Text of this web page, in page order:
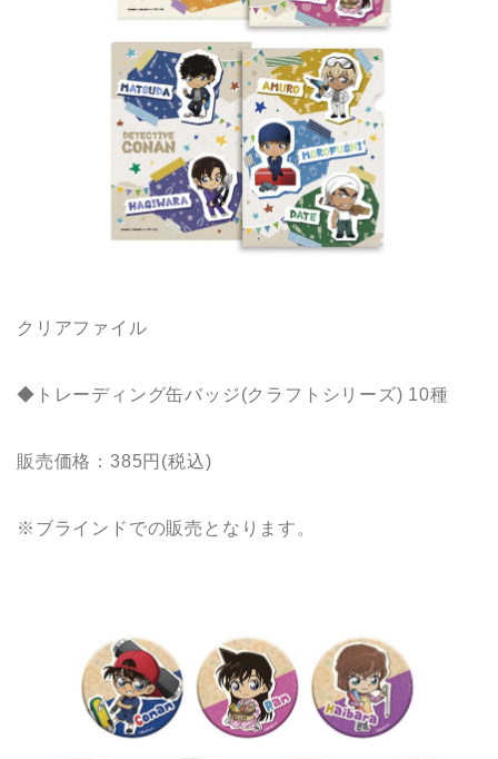
クリアファイル
◆トレーディング缶バッジ(クラフトシリーズ) 10種
販売価格：385円(税込)
※ブラインドでの販売となります。